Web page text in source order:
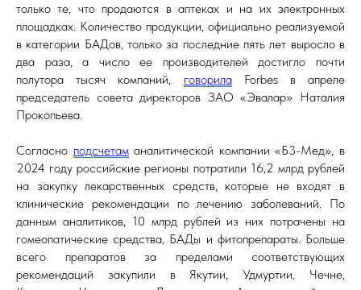
только те, что продаются в аптеках и на их электронных
площадках. Количество продукции, официально реализуемой
в категории БАДов, только за последние пять лет выросло в
два раза, а число ее производителей достигло почти
полутора тысяч компаний, говорилаForbes в апреле
председатель совета директоров ЗАО «Эвалар» Наталия
Прокопьева.
Согласно подсчетаманалитической компании «Б3-Мед», в
2024 году российские регионы потратили 16,2 млрд рублей
на закупку лекарственных средств, которые не входят в
клинические рекомендации по лечению заболеваний. По
данным аналитиков, 10 млрд рублей из них потрачены на
гомеопатические средства, БАДы и фитопрепараты. Больше
всего препаратов за пределами соответствующих
рекомендаций закупили в Якутии, Удмуртии, Чечне,